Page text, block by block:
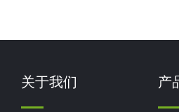
关于我们 产